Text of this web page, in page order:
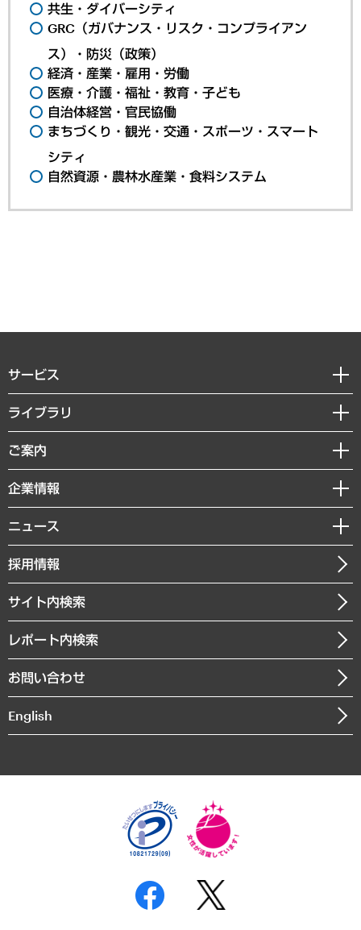
共生・ダイバーシティ
GRC（ガバナンス・リスク・コンプライアン
ス）・防災（政策）
経済・産業・雇用・労働
医療・介護・福祉・教育・子ども
自治体経営・官民協働
まちづくり・観光・交通・スポーツ・スマート
シティ
自然資源・農林水産業・食料システム
サービス
経営戦略
組織・人事戦略
デジタルイノベーション
共生・ダイバーシティ
GRC（ガバナンス・リスク・コンプライアンス）・防災（政策）
経済・産業・雇用・労働
まちづくり・観光・交通・スポーツ・スマートシティ
自然資源・農林水産業・食料システム
ライブラリ
経済調査
レポート
コラム
経営用語集
受託・受注実績（官公庁関連）
メディア掲載・出演
ご案内
セミナー・イベント情報
MUFGビジネスセミナー
受託案件情報
企業情報
私たちの想い
社長メッセージ
会社概要
沿革
組織図・本部部室紹介
インドネシア現地法人
個人情報保護方針
反社会的勢力に対する基本方針
ニュース
ニュースリリース
お知らせ
採用情報
サイト内検索
レポート内検索
お問い合わせ
English